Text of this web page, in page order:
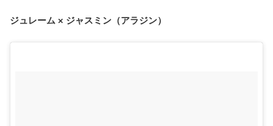
ジュレーム × ジャスミン（アラジン）